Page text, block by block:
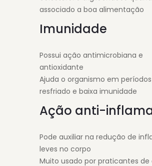
associado a boa alimentação
Imunidade
Possui ação antimicrobiana e
antioxidante
Ajuda o organismo em
resfriado e baixa imunidade
Ação anti-
Pode auxiliar na redução de
leves no corpo
Muito usado por praticantes de